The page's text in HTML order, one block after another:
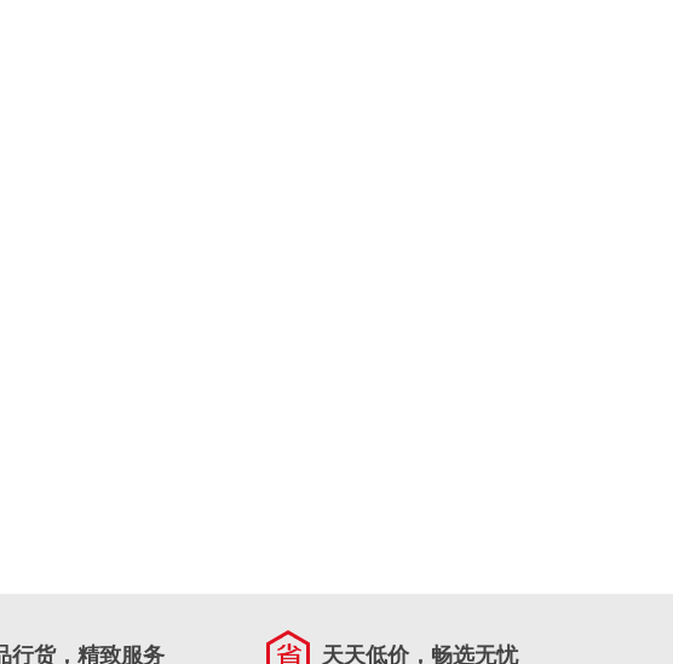
行货，精致服务 天天低价，畅选无忧